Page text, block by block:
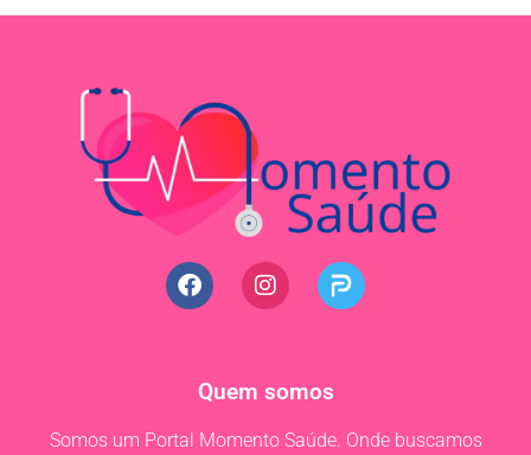
Quem somos
Somos um Portal Momento Saúde. Onde buscamos